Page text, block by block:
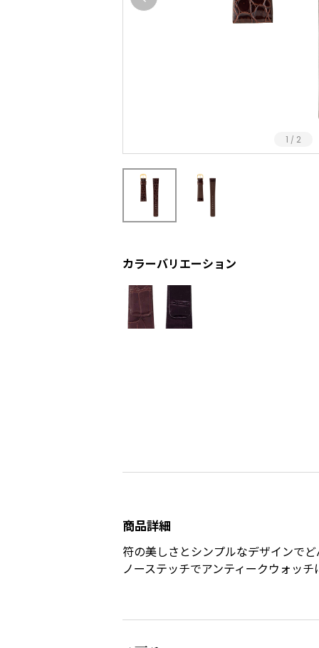
1 / 2
カラーバリエーション
商品詳細
符の美しさとシンプルなデザインで
ノーステッチでアンティークウォッ